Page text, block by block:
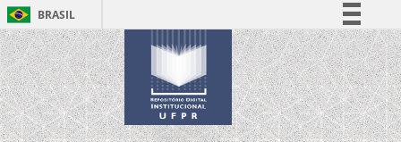
BRASIL
Simplifique!
Comunica BR
Participe
Acesso à informação